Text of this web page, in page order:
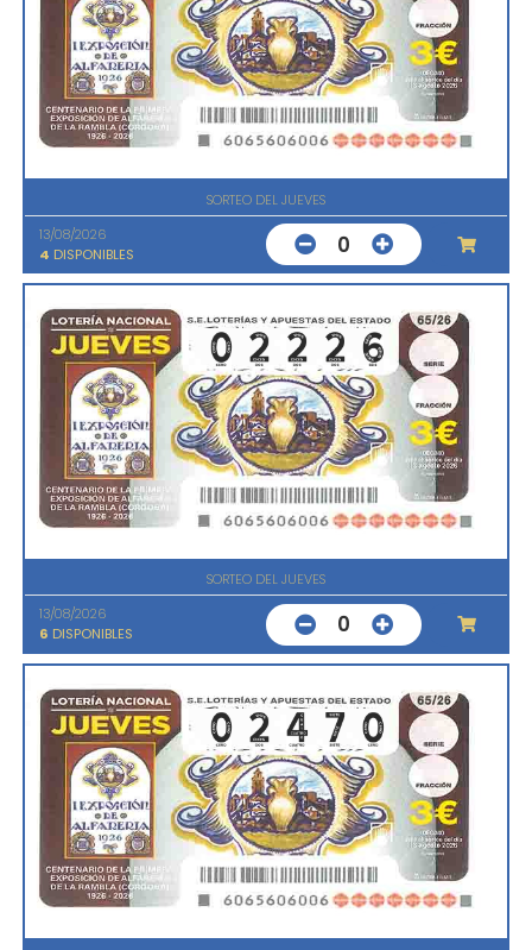
SORTEO DEL JUEVES
13/08/2026
4 DISPONIBLES 0
SORTEO DEL JUEVES
13/08/2026
6 DISPONIBLES 0